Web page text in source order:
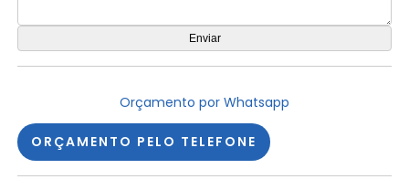
Orçamento por Whatsapp
ORÇAMENTO PELO TELEFONE